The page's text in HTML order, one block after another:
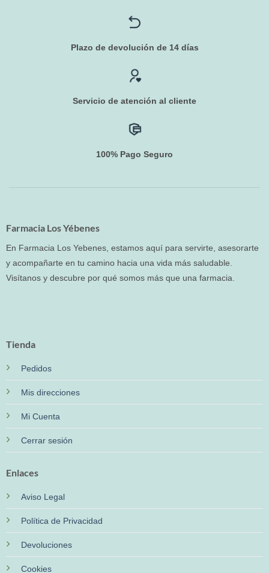
Plazo de devolución de 14 días
Servicio de atención al cliente
100% Pago Seguro
Farmacia Los Yébenes
En Farmacia Los Yebenes, estamos aquí para servirte, asesorarte
y acompañarte en tu camino hacia una vida más saludable.
Visítanos y descubre por qué somos más que una farmacia.
Tienda
Pedidos
Mis direcciones
Mi Cuenta
Cerrar sesión
Enlaces
Aviso Legal
Política de Privacidad
Devoluciones
Cookies